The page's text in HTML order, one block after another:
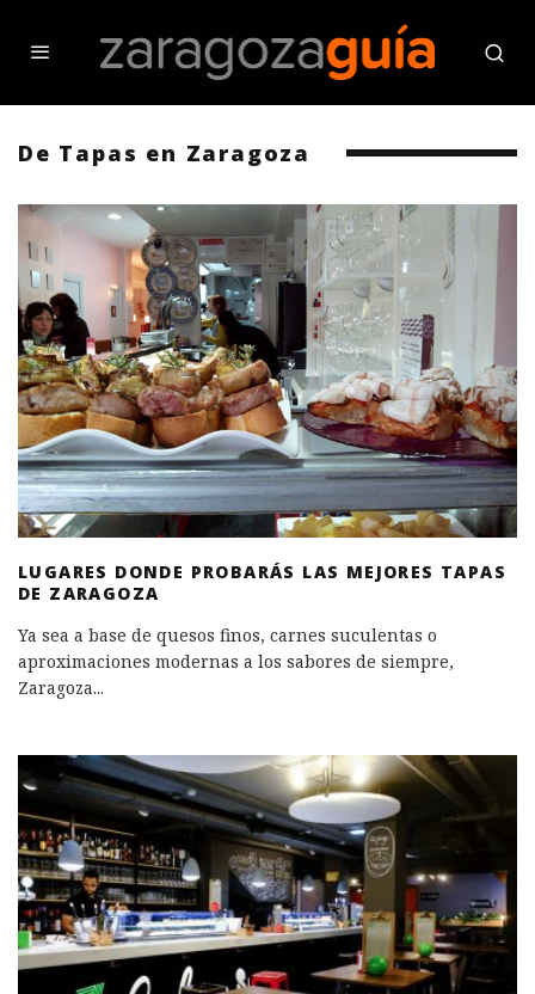
De Tapas en Zaragoza
LUGARES DONDE PROBARÁS LAS MEJORES TAPAS
DE ZARAGOZA
Ya sea a base de quesos finos, carnes suculentas o
aproximaciones modernas a los sabores de siempre,
Zaragoza...